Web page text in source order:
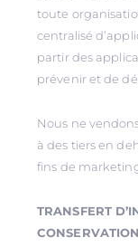
toute
centralisé
partir des
prévenir et de
Nous ne
à des tiers en
fins de
TRANSFERT
CONSERVATION